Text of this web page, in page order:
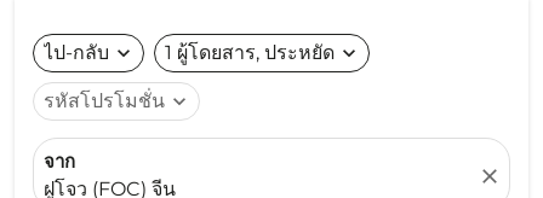
ไป-กลับ expand_more 1 ผู้โดยสาร, ประหยัด expand_more
รหัสโปรโมชั่น expand_more
จาก
ฝูโจว (FOC) จีน
close